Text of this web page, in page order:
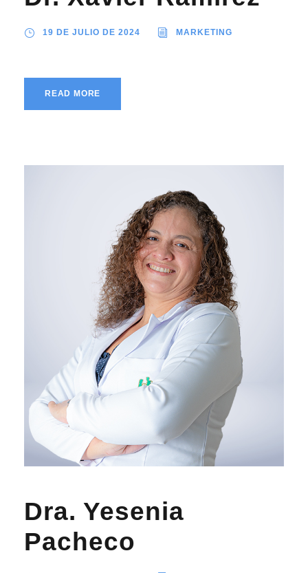
19 DE JULIO DE 2024 MARKETING
READ MORE
Dra. Yesenia
Pacheco